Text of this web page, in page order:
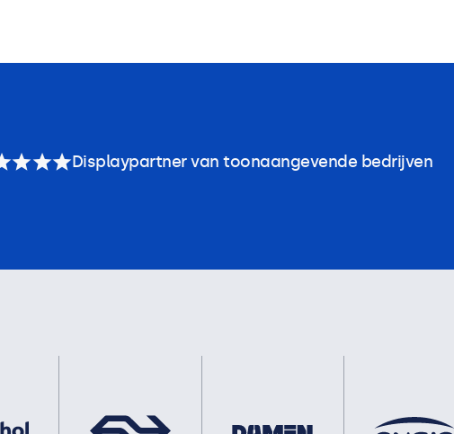
Displaypartner van toonaangevende bedrijven